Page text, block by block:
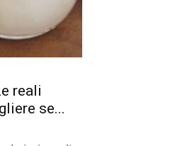
reali
se...